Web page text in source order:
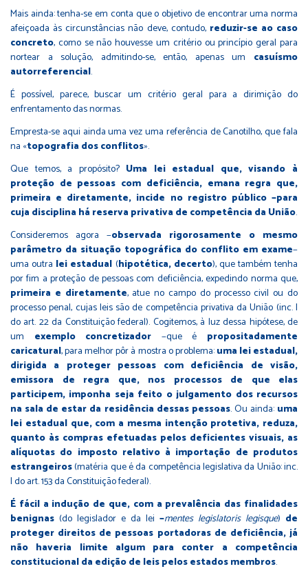
Mais ainda: tenha-se em conta que o objetivo de encontrar uma norma
afeiçoada às circunstâncias não deve, contudo, reduzir-se ao caso
concreto, como se não houvesse um critério ou princípio geral para
nortear a solução, admitindo-se, então, apenas um casuísmo
autorreferencial.
É possível, parece, buscar um critério geral para a dirimição do
enfrentamento das normas.
Empresta-se aqui ainda uma vez uma referência de Canotilho, que fala
na «topografia dos conflitos».
Que temos, a propósito? Uma lei estadual que, visando à
proteção de pessoas com deficiência, emana regra que,
primeira e diretamente, incide no registro público −para
cuja disciplina há reserva privativa de competência da União.
Consideremos agora −observada rigorosamente o mesmo
parâmetro da situação topográfica do conflito em exame−
uma outra lei estadual (hipotética, decerto), que também tenha
por fim a proteção de pessoas com deficiência, expedindo norma que,
primeira e diretamente, atue no campo do processo civil ou do
processo penal, cujas leis são de competência privativa da União (inc. I
do art. 22 da Constituição federal). Cogitemos, à luz dessa hipótese, de
um exemplo concretizador −que é propositadamente
caricatural, para melhor pôr à mostra o problema:uma lei estadual,
dirigida a proteger pessoas com deficiência de visão,
emissora de regra que, nos processos de que elas
participem, imponha seja feito o julgamento dos recursos
na sala de estar da residência dessas pessoas. Ou ainda: uma
lei estadual que, com a mesma intenção protetiva, reduza,
quanto às compras efetuadas pelos deficientes visuais, as
alíquotas do imposto relativo à importação de produtos
estrangeiros(matéria que é da competência legislativa da União: inc.
I do art. 153 da Constituição federal).
É fácil a indução de que, com a prevalência das finalidades
benignas (do legislador e da lei −mentes legislatoris legisque) de
proteger direitos de pessoas portadoras de deficiência, já
não haveria limite algum para conter a competência
constitucional da edição de leispelos estados membros.